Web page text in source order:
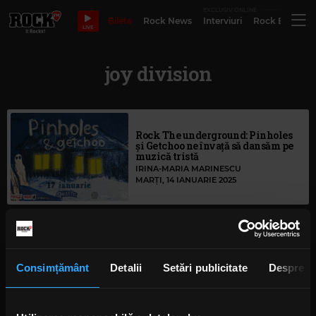
Consimțământ Detalii Setări publicitate Despre
LIVE
Bilete Rock News Interviuri Rock
joy division
Rock The underground: Pinholes
și Getchoo ne învață să dansăm pe
muzică tristă
IRINA-MARIA MARINESCU
MARȚI, 14 IANUARIE 2025
Nuditate, violență, aluzii sexuale,
ANCA NIȚĂ